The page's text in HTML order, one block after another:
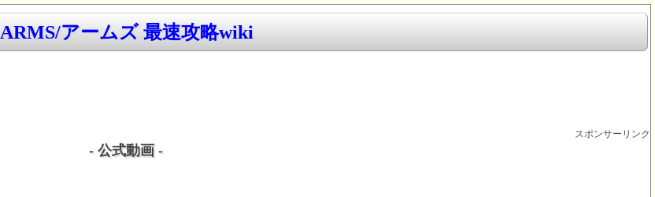
ARMS/アームズ 最速攻略wiki
スポンサーリンク
- 公式動画 -